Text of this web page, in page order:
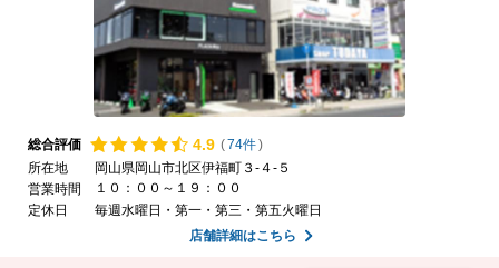
総合評価 4.9 (74件)
所在地
岡山県岡山市北区伊福町３-４-５
営業時間
１０：００～１９：００
定休日
毎週水曜日・第一・第三・第五火曜日
店舗詳細はこちら